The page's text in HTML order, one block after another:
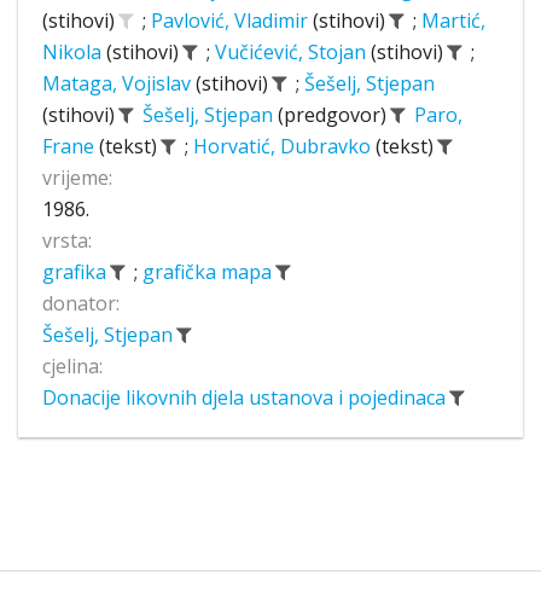
(stihovi)
; Pavlović, Vladimir(stihovi) ; Martić,
Nikola (stihovi) ; Vučićević, Stojan (stihovi)
;
Mataga, Vojislav(stihovi) ; Šešelj, Stjepan
(stihovi)
Šešelj, Stjepan (predgovor)
Paro,
Frane (tekst) ; Horvatić, Dubravko (tekst)
vrijeme:
1986.
vrsta:
grafika
; grafička mapa
donator:
Šešelj, Stjepan
cjelina:
Donacije likovnih djela ustanova i pojedinaca